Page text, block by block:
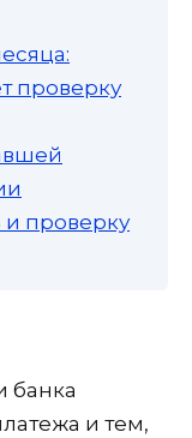
проверку
и проверку
банка
и тем,